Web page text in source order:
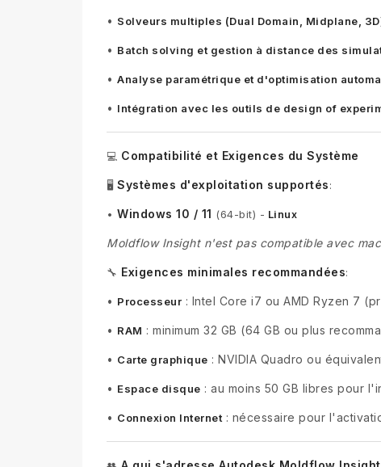
• Solveurs multiples (Dual Domain, Midplane,
• Batch solving et gestion à distance des
• Analyse paramétrique et d'optimisation
• Intégration avec les outils de design of
💻 Compatibilité et Exigences du Système
🖥️ Systèmes d'exploitation supportés:
• Windows 10 / 11 (64-bit) - Linux
Moldflow Insight n'est pas compatible avec
🔧 Exigences minimales recommandées:
• Processeur : Intel Core i7 ou AMD Ryzen 7
• RAM : minimum 32 GB (64 GB ou plus
• Carte graphique : NVIDIA Quadro ou
• Espace disque : au moins 50 GB libres pour
• Connexion Internet : nécessaire pour